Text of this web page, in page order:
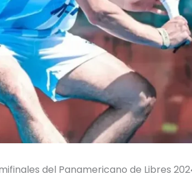
del Panamericano de Libres